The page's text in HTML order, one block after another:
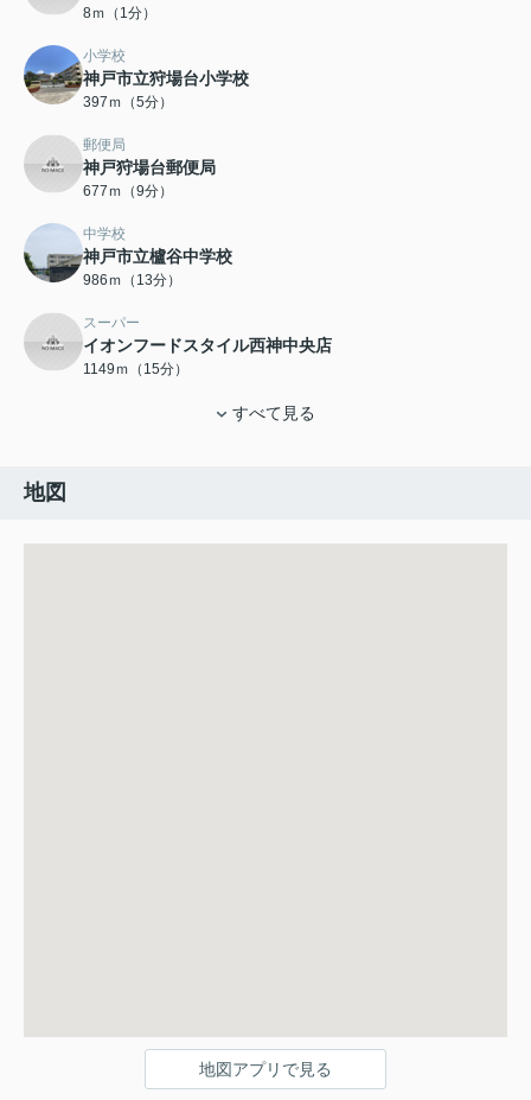
8ｍ（1分）
小学校
神戸市立狩場台小学校
397ｍ（5分）
郵便局
神戸狩場台郵便局
677ｍ（9分）
中学校
神戸市立櫨谷中学校
986ｍ（13分）
スーパー
イオンフードスタイル西神中央店
1149ｍ（15分）
すべて見る
地図
地図アプリで見る